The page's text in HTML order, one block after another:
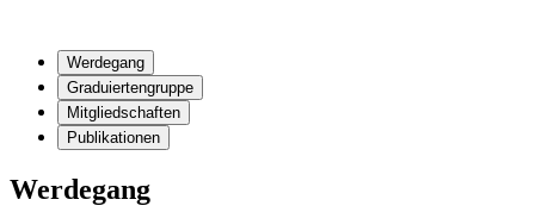
Werdegang
Graduiertengruppe
Mitgliedschaften
Publikationen
Werdegang